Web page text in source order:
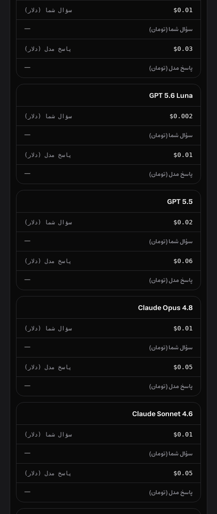
$0.01
—
$0.03
—
GPT 5.6 Luna
$0.002
—
$0.01
—
GPT 5.5
$0.02
—
$0.06
—
Claude Opus 4.8
$0.01
—
$0.05
—
Claude Sonnet 4.6
$0.01
—
$0.05
—